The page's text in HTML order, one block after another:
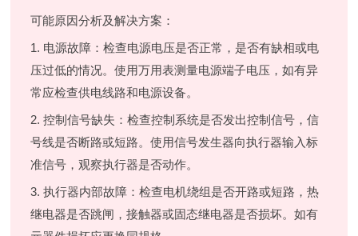
可能原因分析及解决方案：
1. 电源故障：检查电源电压是否正常，是否有缺相或电
压过低的情况。使用万用表测量电源端子电压，如有异
常应检查供电线路和电源设备。
2. 控制信号缺失：检查控制系统是否发出控制信号，信
号线是否断路或短路。使用信号发生器向执行器输入标
准信号，观察执行器是否动作。
3. 执行器内部故障：检查电机绕组是否开路或短路，热
继电器是否跳闸，接触器或固态继电器是否损坏。如有